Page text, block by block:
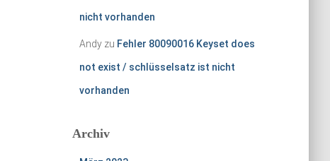
nicht vorhanden
Andyzu Fehler 80090016 Keyset does
not exist / schlüsselsatz ist nicht
vorhanden
Archiv